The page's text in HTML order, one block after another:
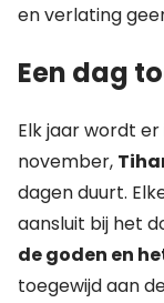
en verlating
Een dag
Elk jaar wordt
november,
dagen duurt.
aansluit bij het
de goden en
toegewijd aan